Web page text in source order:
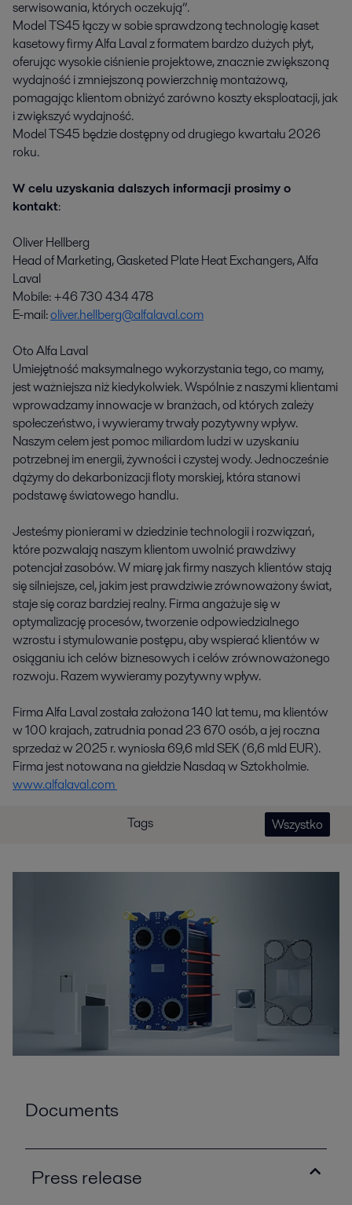
serwisowania, których oczekują”.
Model TS45 łączy w sobie sprawdzoną technologię kaset
kasetowy firmy Alfa Laval z formatem bardzo dużych płyt,
oferując wysokie ciśnienie projektowe, znacznie zwiększoną
wydajność i zmniejszoną powierzchnię montażową,
pomagając klientom obniżyć zarówno koszty eksploatacji, jak
i zwiększyć wydajność.
Model TS45 będzie dostępny od drugiego kwartału 2026
roku.
W celu uzyskania dalszych informacji prosimy o
kontakt:
Oliver Hellberg
Head of Marketing, Gasketed Plate Heat Exchangers, Alfa
Laval
Mobile: +46 730 434 478
E-mail:oliver.hellberg@alfalaval.com
Oto Alfa Laval
Umiejętność maksymalnego wykorzystania tego, co mamy,
jest ważniejsza niż kiedykolwiek. Wspólnie z naszymi klientami
wprowadzamy innowacje w branżach, od których zależy
społeczeństwo, i wywieramy trwały pozytywny wpływ.
Naszym celem jest pomoc miliardom ludzi w uzyskaniu
potrzebnej im energii, żywności i czystej wody. Jednocześnie
dążymy do dekarbonizacji floty morskiej, która stanowi
podstawę światowego handlu.
Jesteśmy pionierami w dziedzinie technologii i rozwiązań,
które pozwalają naszym klientom uwolnić prawdziwy
potencjał zasobów. W miarę jak firmy naszych klientów stają
się silniejsze, cel, jakim jest prawdziwie zrównoważony świat,
staje się coraz bardziej realny. Firma angażuje się w
optymalizację procesów, tworzenie odpowiedzialnego
wzrostu i stymulowanie postępu, aby wspierać klientów w
osiąganiu ich celów biznesowych i celów zrównoważonego
rozwoju. Razem wywieramy pozytywny wpływ.
Firma Alfa Laval została założona 140 lat temu, ma klientów
w 100 krajach, zatrudnia ponad 23 670 osób, a jej roczna
sprzedaż w 2025 r. wyniosła 69,6 mld SEK (6,6 mld EUR).
Firma jest notowana na giełdzie Nasdaq w Sztokholmie.
www.alfalaval.com
Tags Wszystko
Documents
Press release